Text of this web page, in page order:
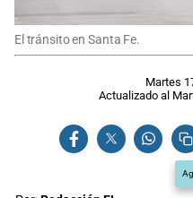
El tránsito en Santa Fe.
Martes
Actualizado al